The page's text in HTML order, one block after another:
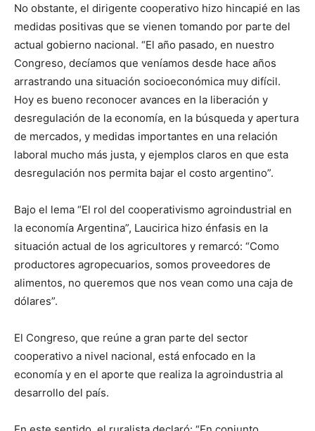
No obstante, el dirigente cooperativo hizo hincapié en las
medidas positivas que se vienen tomando por parte del
actual gobierno nacional. “El año pasado, en nuestro
Congreso, decíamos que veníamos desde hace años
arrastrando una situación socioeconómica muy difícil.
Hoy es bueno reconocer avances en la liberación y
desregulación de la economía, en la búsqueda y apertura
de mercados, y medidas importantes en una relación
laboral mucho más justa, y ejemplos claros en que esta
desregulación nos permita bajar el costo argentino”.
Bajo el lema “El rol del cooperativismo agroindustrial en
la economía Argentina”, Laucirica hizo énfasis en la
situación actual de los agricultores y remarcó: “Como
productores agropecuarios, somos proveedores de
alimentos, no queremos que nos vean como una caja de
dólares”.
El Congreso, que reúne a gran parte del sector
cooperativo a nivel nacional, está enfocado en la
economía y en el aporte que realiza la agroindustria al
desarrollo del país.